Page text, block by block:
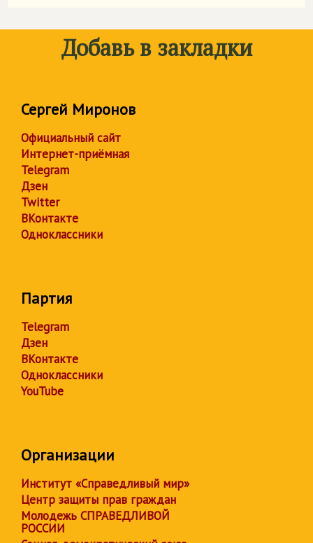
Добавь в закладки
Сергей Миронов
Официальный сайт
Интернет-приёмная
Telegram
Дзен
Twitter
ВКонтакте
Одноклассники
Партия
Telegram
Дзен
ВКонтакте
Одноклассники
YouTube
Организации
Институт «Справедливый мир»
Центр защиты прав граждан
Молодежь СПРАВЕДЛИВОЙ
РОССИИ